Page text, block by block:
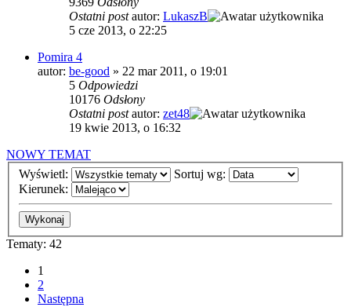
Ostatni postautor: LukaszB
5 cze 2013, o 22:25
Pomira 4
autor: be-good » 22 mar 2011, o 19:01
5 Odpowiedzi
10176 Odsłony
Ostatni postautor: zet48
19 kwie 2013, o 16:32
NOWY TEMAT
Wyświetl:
Sortuj wg:
Kierunek:
Tematy: 42
1
2
Następna